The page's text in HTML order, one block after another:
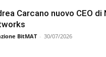
Carcano nuovo CEO di
BitMAT - 30/07/2026